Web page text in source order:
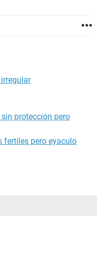
protección pero
fertiles pero eyaculo